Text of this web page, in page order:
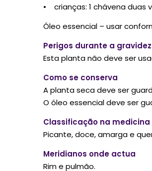
• crianças: 1 chávena duas
Óleo essencial – usar
Perigos durante a
Esta planta não deve ser
Como se conserva
A planta seca deve ser
O óleo essencial deve ser
Classificação na
Picante, doce, amarga e
Meridianos onde actua
Rim e pulmão.